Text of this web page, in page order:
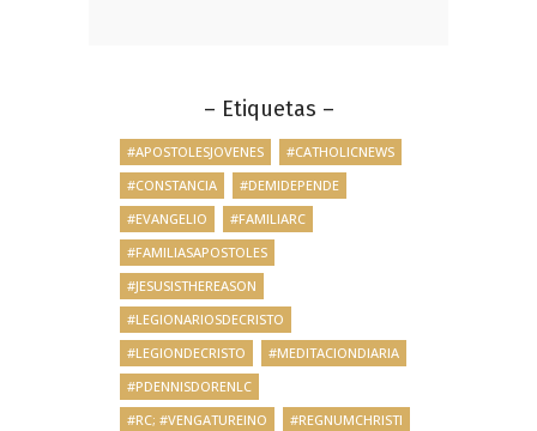
– Etiquetas –
#APOSTOLESJOVENES
#CATHOLICNEWS
#CONSTANCIA
#DEMIDEPENDE
#EVANGELIO
#FAMILIARC
#FAMILIASAPOSTOLES
#JESUSISTHEREASON
#LEGIONARIOSDECRISTO
#LEGIONDECRISTO
#MEDITACIONDIARIA
#PDENNISDORENLC
#RC; #VENGATUREINO
#REGNUMCHRISTI